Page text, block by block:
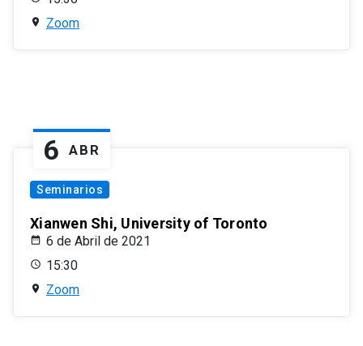
Zoom
6 ABR
Seminarios
Xianwen Shi, University of Toronto
6 de Abril de 2021
15:30
Zoom